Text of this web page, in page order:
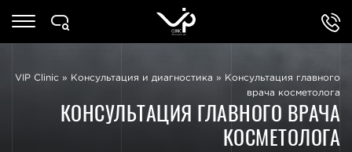
VIP Clinic » Консультация и диагностика »
Консультация главного
врача косметолога
КОНСУЛЬТАЦИЯ ГЛАВНОГО ВРАЧА
КОСМЕТОЛОГА